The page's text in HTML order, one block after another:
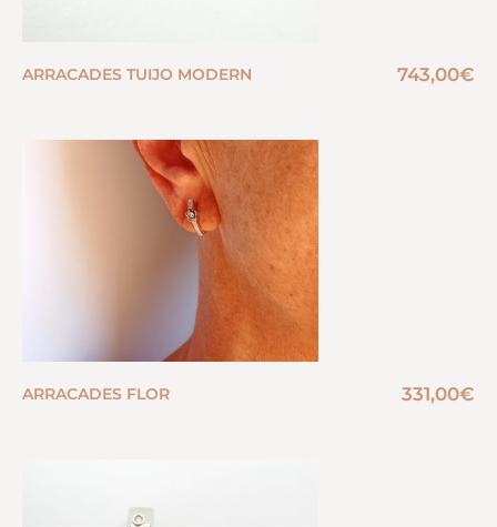
ARRACADES TUIJO MODERN 743,00€
ARRACADES FLOR 331,00€